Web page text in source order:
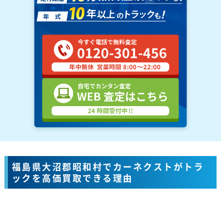
福島県大沼郡昭和村でカーネクストがトラ
ックを高価買取できる理由